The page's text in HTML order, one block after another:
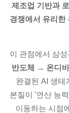
제조업 기반과
경쟁에서 유리한
이 관점에서 삼
반도체 → 온디
완결된 AI 생태
본질이 '연산 능
이동하는 시점